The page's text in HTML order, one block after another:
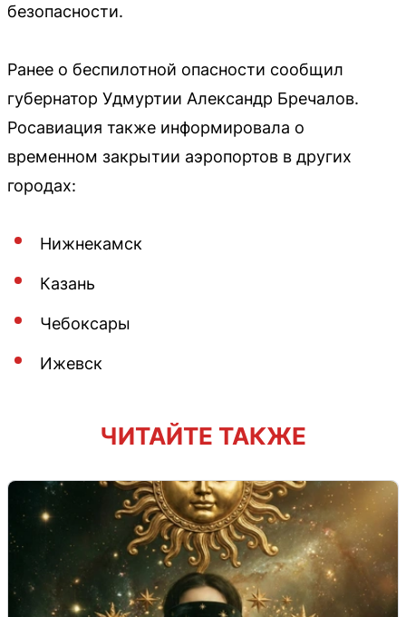
безопасности.
Ранее о беспилотной опасности сообщил
губернатор Удмуртии Александр Бречалов.
Росавиация также информировала о
временном закрытии аэропортов в других
городах:
Нижнекамск
Казань
Чебоксары
Ижевск
ЧИТАЙТЕ ТАКЖЕ